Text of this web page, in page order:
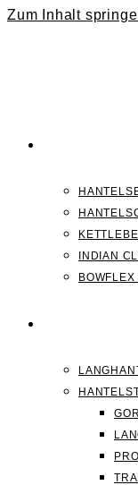
Zum Inhalt
INDIAN